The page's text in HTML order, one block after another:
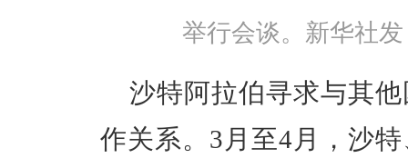
举行会谈。新华社
沙特阿拉伯寻求与其
作关系。3月至4月，沙